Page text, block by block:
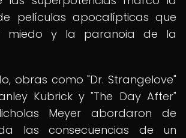
películas apocalípticas que
miedo y la paranoia de la
obras como "Dr. Strangelove"
Kubrick y "The Day After"
Meyer abordaron de
las consecuencias de un